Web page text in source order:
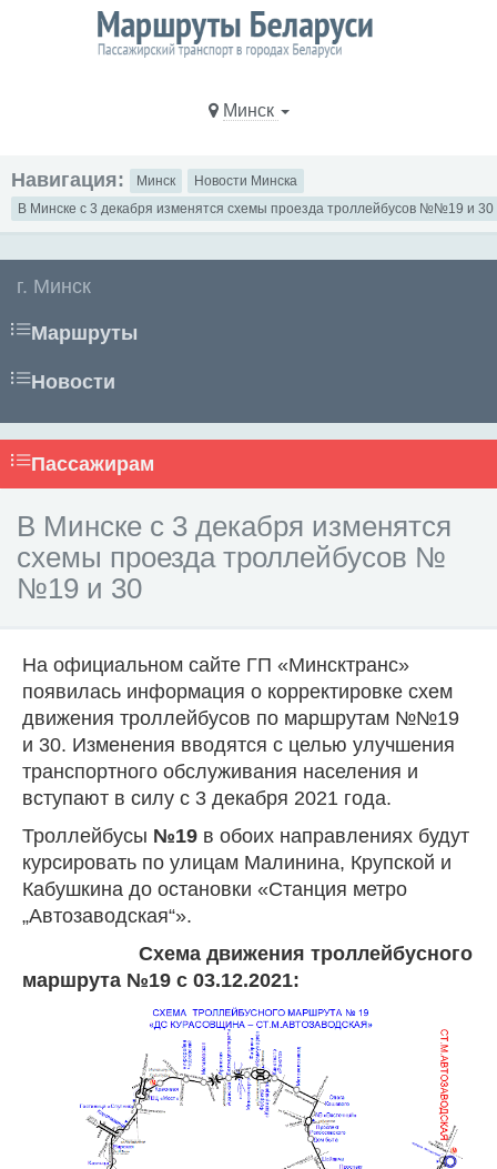
Минск
Навигация: Минск
Новости Минска
В Минске с 3 декабря изменятся схемы проезда троллейбусов №№19 и 30
г. Минск
Маршруты
Новости
Пассажирам
В Минске с 3 декабря изменятся
схемы проезда троллейбусов №
№19 и 30
На официальном сайте ГП «Минсктранс»
появилась информация о корректировке схем
движения троллейбусов по маршрутам №№19
и 30. Изменения вводятся с целью улучшения
транспортного обслуживания населения и
вступают в силу с 3 декабря 2021 года.
Троллейбусы №19 в обоих направлениях будут
курсировать по улицам Малинина, Крупской и
Кабушкина до остановки «Станция метро
„Автозаводская“».
Схема движения троллейбусного
маршрута №19 с 03.12.2021: